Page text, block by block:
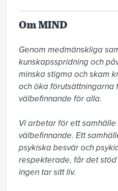
Om MIND
Genom medmänskliga
kunskapsspridning och
minska stigma och skam
och öka förutsättningarna
välbefinnande för alla.
Vi arbetar för ett
välbefinnande. Ett
psykiska besvär och
respekterade, får det
ingen tar sitt liv.